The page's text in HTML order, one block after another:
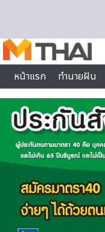
หน้าแรก
ทำนายฝัน
ไลฟ์สไตล์